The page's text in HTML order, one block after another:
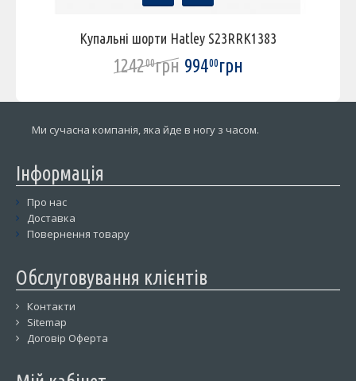
Купальні шорти Hatley S23RRK1383
124200грн 99400грн
Ми сучасна компанія, яка йде в ногу з часом.
Інформація
Про нас
Доставка
Повернення товару
Обслуговування клієнтів
Контакти
Sitemap
Договір Оферта